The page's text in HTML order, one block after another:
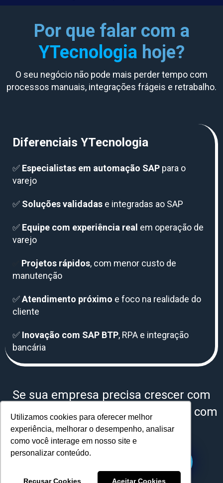
Utilizamos cookies para oferecer melhor
experiência, melhorar o desempenho, analisar
como você interage em nosso site e
personalizar conteúdo.
Recusar Cookies Aceitar Cookies
Por que falar com a
YTecnologia hoje?
O seu negócio não pode mais perder tempo com
processos manuais, integrações frágeis e retrabalho.
Diferenciais YTecnologia
✅ Especialistas em automação SAP para o
varejo
✅ Soluções validadas e integradas ao SAP
✅ Equipe com experiência real em operação de
varejo
Projetos rápidos, com menor custo de
manutenção
✅Atendimento próximo e foco na realidade do
cliente
✅ Inovação com SAP BTP, RPA e integração
bancária
Se sua empresa precisa crescer com
segurança e eficiênciano SAP, fale com
quem entendede verdade